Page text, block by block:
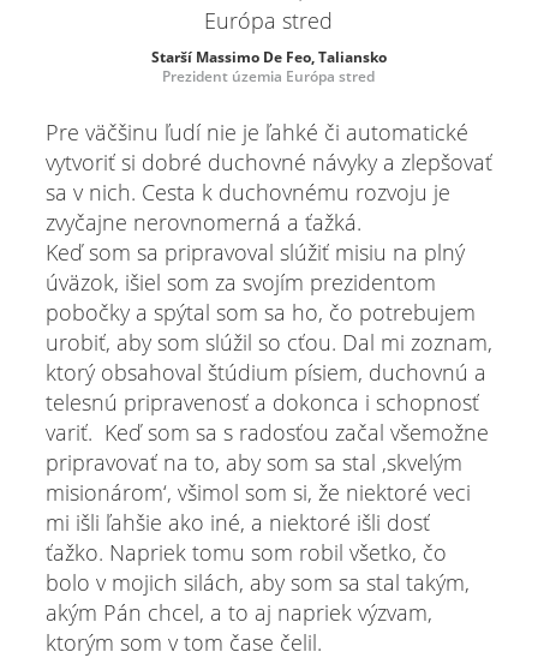
Starší Massimo De Feo, Taliansko
Prezident územia Európa stred
Pre väčšinu ľudí nie je ľahké či automatické
vytvoriť si dobré duchovné návyky a zlepšovať
sa v nich. Cesta k duchovnému rozvoju je
zvyčajne nerovnomerná a ťažká.
Keď som sa pripravoval slúžiť misiu na plný
úväzok, išiel som za svojím prezidentom
pobočky a spýtal som sa ho, čo potrebujem
urobiť, aby som slúžil so cťou. Dal mi zoznam,
ktorý obsahoval štúdium písiem, duchovnú a
telesnú pripravenosť a dokonca i schopnosť
variť. Keď som sa s radosťou začal všemožne
pripravovať na to, aby som sa stal ‚skvelým
misionárom‘, všimol som si, že niektoré veci
mi išli ľahšie ako iné, a niektoré išli dosť
ťažko. Napriek tomu som robil všetko, čo
bolo v mojich silách, aby som sa stal takým,
akým Pán chcel, a to aj napriek výzvam,
ktorým som v tom čase čelil.